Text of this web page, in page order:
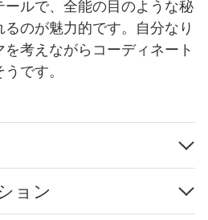
ルで、全能の目のような秘
のが魅力的です。自分なり
考えながらコーディネート
です。
ョン